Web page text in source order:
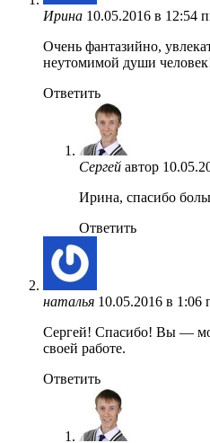
Ирина 10.05.2016 в 12:54
Очень фантазийно,
неутомимой души
Ответить
Сергей автор
Ирина, спасибо
Ответить
наталья 10.05.2016 в 1:06
Сергей! Спасибо! Вы —
своей работе.
Ответить